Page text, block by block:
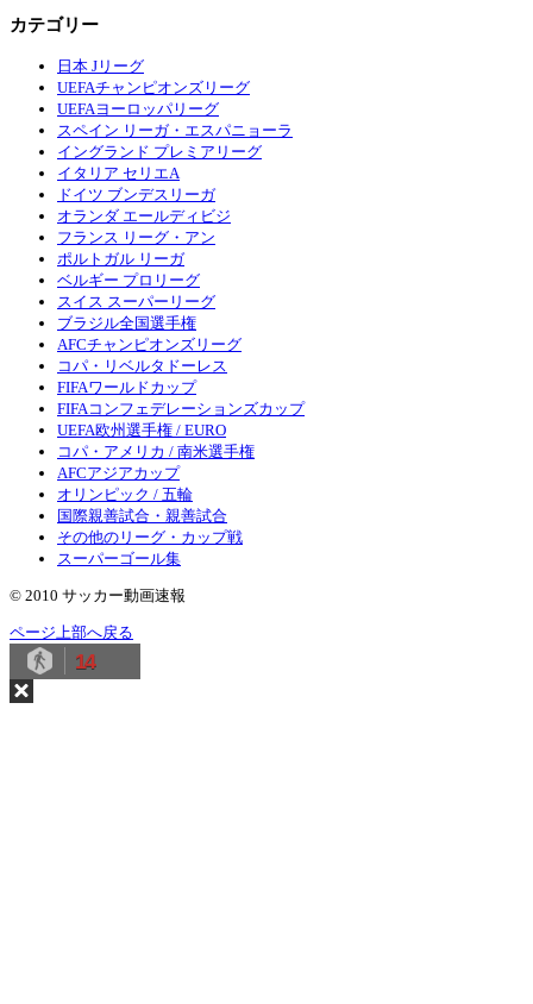
カテゴリー
日本 Jリーグ
UEFAチャンピオンズリーグ
UEFAヨーロッパリーグ
スペイン リーガ・エスパニョーラ
イングランド プレミアリーグ
イタリア セリエA
ドイツ ブンデスリーガ
オランダ エールディビジ
フランス リーグ・アン
ポルトガル リーガ
ベルギー プロリーグ
スイス スーパーリーグ
ブラジル全国選手権
AFCチャンピオンズリーグ
コパ・リベルタドーレス
FIFAワールドカップ
FIFAコンフェデレーションズカップ
UEFA欧州選手権 / EURO
コパ・アメリカ / 南米選手権
AFCアジアカップ
オリンピック / 五輪
国際親善試合・親善試合
その他のリーグ・カップ戦
スーパーゴール集
© 2010 サッカー動画速報
ページ上部へ戻る
14